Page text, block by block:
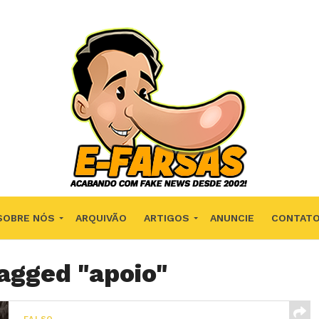
NÓS ARQUIVÃO ARTIGOS ANUNCIE CONTATO
"apoio"